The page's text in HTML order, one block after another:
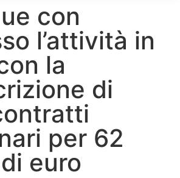
con
l’attività in
la
di
per 62
euro